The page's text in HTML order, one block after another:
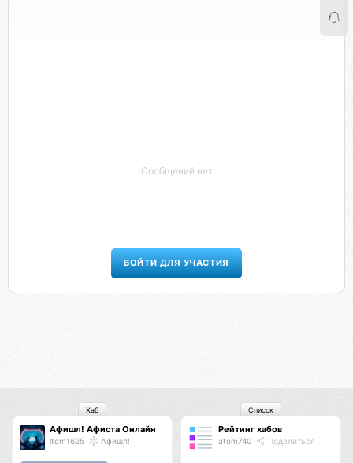
Сообщений нет
ВОЙТИ ДЛЯ УЧАСТИЯ
Афишл! Афиста Онлайн
item1625 Афишл!
Хаб
Рейтинг хабов
atom740 Поделиться
Список